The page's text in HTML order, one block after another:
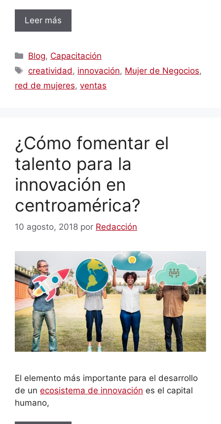
Leer más
Categorías
Blog, Capacitación
Etiquetas
creatividad , innovación, Mujer de Negocios,
red de mujeres, ventas
¿Cómo fomentar el
talento para la
innovación en
centroamérica?
10 agosto, 2018 por Redacción
El elemento más importante para el desarrollo
de un ecosistema de innovación es el capital
humano,